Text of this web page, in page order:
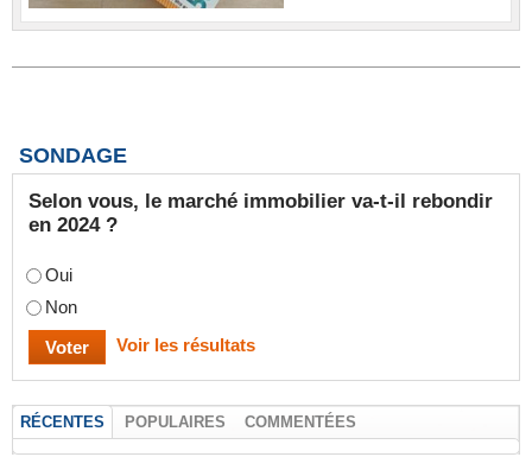
SONDAGE
Selon vous, le marché immobilier va-t-il rebondir
en 2024 ?
Oui
Non
Voir les résultats
RÉCENTES POPULAIRES COMMENTÉES